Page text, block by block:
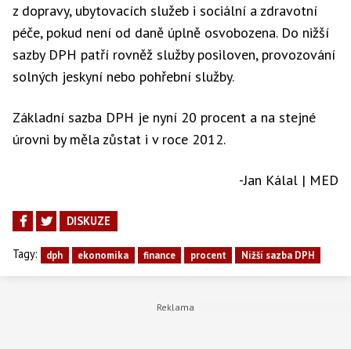
z dopravy, ubytovacích služeb i sociální a zdravotní
péče, pokud není od daně úplně osvobozena. Do nižší
sazby DPH patří rovněž služby posiloven, provozování
solných jeskyní nebo pohřební služby.
Základní sazba DPH je nyní 20 procent a na stejné
úrovni by měla zůstat i v roce 2012.
-Jan Kálal | MED
DISKUZE
Tagy: dph ekonomika finance procent Nižší sazba DPH